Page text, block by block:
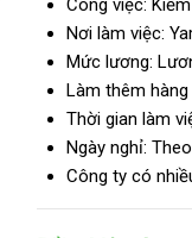
Công việc:
Nơi làm việc:
Mức lương:
Làm thêm
Thời gian làm
Ngày nghỉ:
Công ty có